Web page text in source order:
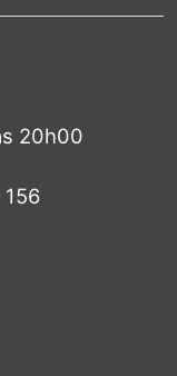
20h00
156